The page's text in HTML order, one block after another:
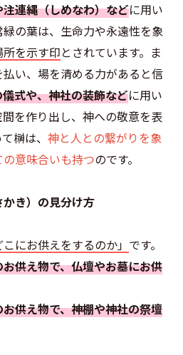
連縄（しめなわ）などに用い
の葉は、生命力や永遠性を象
を示す印とされています。ま
い、場を清める力があると信
式や、神社の装飾などに用い
を作り出し、神への敬意を表
榊は、 神と人との繋がりを象
意味合いも持つのです。
き）の見分け方
こにお供えをするのか」 です。
供え物で、仏壇やお墓にお供
供え物で、神棚や神社の祭壇